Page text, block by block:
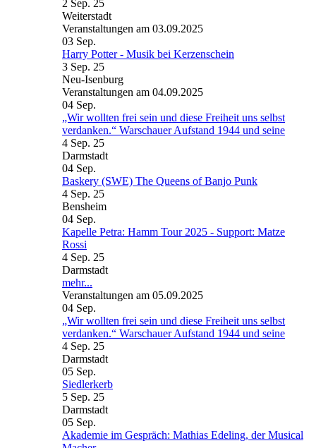
2 Sep. 25
Weiterstadt
Veranstaltungen am 03.09.2025
03 Sep.
Harry Potter - Musik bei Kerzenschein
3 Sep. 25
Neu-Isenburg
Veranstaltungen am 04.09.2025
04 Sep.
„Wir wollten frei sein und diese Freiheit uns selbst
verdanken.“ Warschauer Aufstand 1944 und seine
4 Sep. 25
Darmstadt
04 Sep.
Baskery (SWE) The Queens of Banjo Punk
4 Sep. 25
Bensheim
04 Sep.
Kapelle Petra: Hamm Tour 2025 - Support: Matze
Rossi
4 Sep. 25
Darmstadt
mehr...
Veranstaltungen am 05.09.2025
04 Sep.
„Wir wollten frei sein und diese Freiheit uns selbst
verdanken.“ Warschauer Aufstand 1944 und seine
4 Sep. 25
Darmstadt
05 Sep.
Siedlerkerb
5 Sep. 25
Darmstadt
05 Sep.
Akademie im Gespräch: Mathias Edeling, der Musical